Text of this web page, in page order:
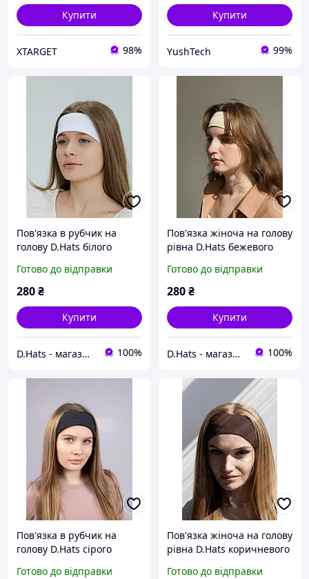
Купити
XTARGET 98%
Купити
YushTech 99%
Пов'язка в рубчик на
голову D.Hats білого
Готово до відправки
280₴
Купити
D.Hats - магазин жіночих головних уборів 100%
Пов'язка жіноча на голову
рівна D.Hats бежевого
Готово до відправки
280₴
Купити
D.Hats - магазин жіночих головних уборів 100%
Пов'язка в рубчик на
голову D.Hats сірого
Готово до відправки
Пов'язка жіноча на голову
рівна D.Hats коричневого
Готово до відправки